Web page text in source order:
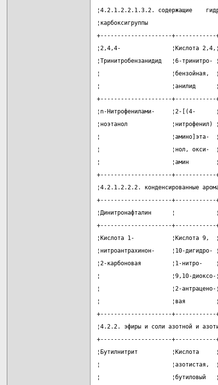
¦4.2.1.2.2.1.3.2. содержащие
¦карбоксигруппы
+---------------------+------------
¦2,4,4-               ¦Кислота
¦Тринитробензанидид   ¦6-
¦
¦                     ¦анилид
+---------------------+------------
¦n-Нитрофенилами-     ¦2-[(4-
¦ноэтанол
¦
¦                     ¦нол,
¦                     ¦амин
+---------------------+------------
¦4.2.1.2.2.2. конденсированные
+---------------------+------------
¦Динитронафталин      ¦
+---------------------+------------
¦Кислота 1-           ¦Кислота
¦нитроантрахинон-     ¦10-
¦2-карбоновая         ¦1-
¦                     ¦9,10-
¦                     ¦2-
¦                     ¦вая
+---------------------+------------
¦4.2.2. эфиры и соли азотной и
+---------------------+------------
¦Бутилнитрит          ¦Кислота
¦
¦